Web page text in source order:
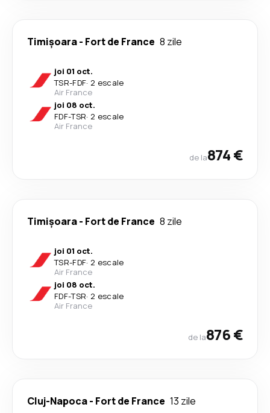
Timișoara- Fort de France 8 zile
joi 01 oct.
TSR-FDF· 2 escale
Air France
joi 08 oct.
FDF-TSR· 2 escale
Air France
de la874 €
Timișoara- Fort de France 8 zile
joi 01 oct.
TSR-FDF· 2 escale
Air France
joi 08 oct.
FDF-TSR· 2 escale
Air France
de la876 €
Cluj-Napoca- Fort de France 13 zile